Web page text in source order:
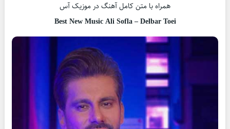
همراه با متن کامل آهنگ در موزیک آس
Best New Music Ali Sofla – Delbar Toei